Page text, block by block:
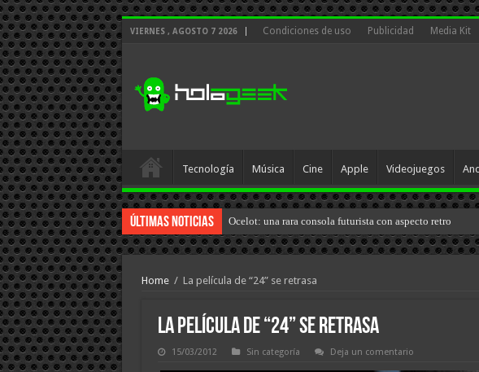
VIERNES , AGOSTO 7 2026 Condiciones de uso Publicidad Media Kit
Tecnología Música Cine Apple Videojuegos
Últimas Noticias Ocelot: una rara consola futurista con aspecto retro
Home / La película de “24” se retrasa
La película de “24” se retrasa
15/03/2012 Sin categoría Deja un comentario